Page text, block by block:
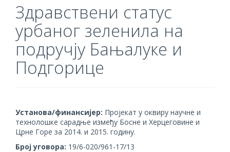
Здравствени статус
урбаног зеленила на
подручју Бањалуке и
Подгорице
Установа/финансијер: Пројекат у оквиру научне и
технолошке сарадње између Босне и Херцеговине и
Црне Горе за 2014. и 2015. годину.
Број уговора: 19/6-020/961-17/13